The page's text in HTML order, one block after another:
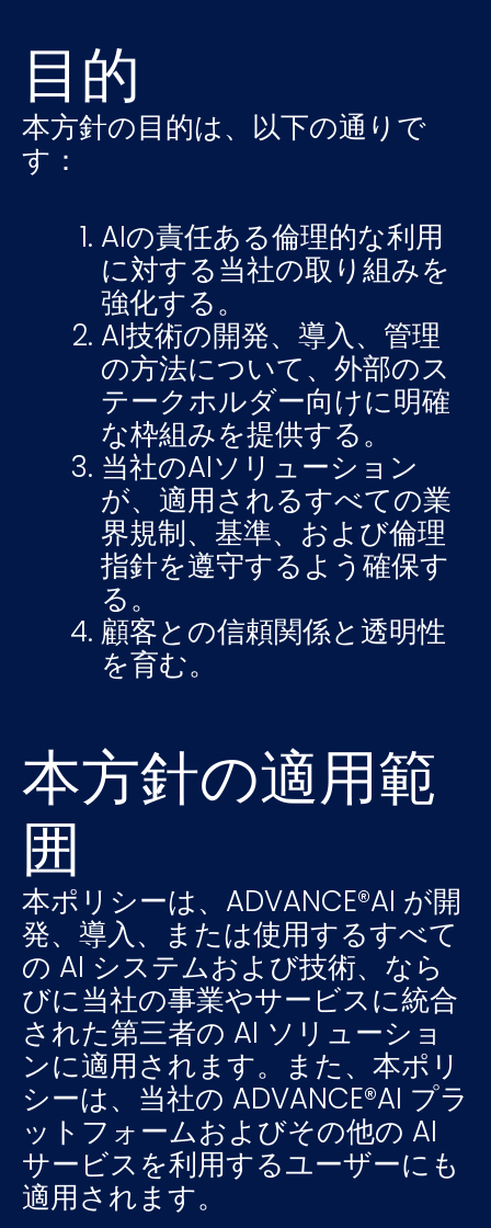
目的
本方針の目的は、以下の通りで
す：
AIの責任ある倫理的な利用
に対する当社の取り組みを
強化する。
AI技術の開発、導入、管理
の方法について、外部のス
テークホルダー向けに明確
な枠組みを提供する。
当社のAIソリューション
が、適用されるすべての業
界規制、基準、および倫理
指針を遵守するよう確保す
る。
顧客との信頼関係と透明性
を育む。
本方針の適用範
囲
本ポリシーは、ADVANCE®AI が開
発、導入、または使用するすべて
の AI システムおよび技術、なら
びに当社の事業やサービスに統合
された第三者の AI ソリューショ
ンに適用されます。また、本ポリ
シーは、当社の ADVANCE®AI プラ
ットフォームおよびその他の AI
サービスを利用するユーザーにも
適用されます。